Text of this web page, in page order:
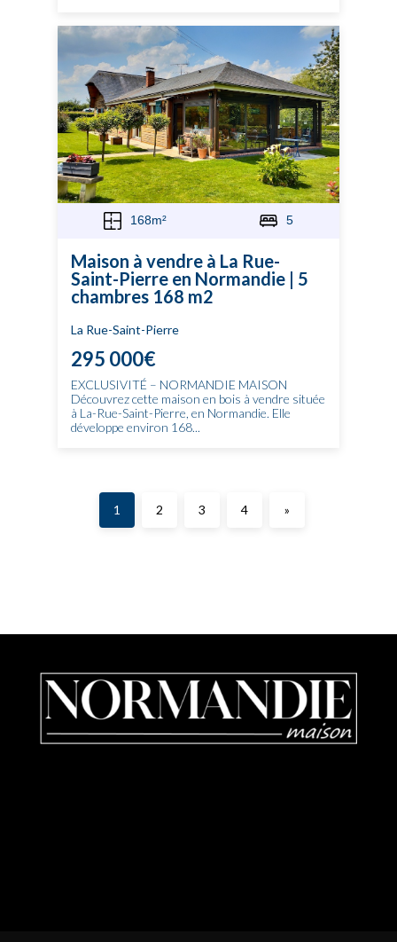
168m² 5
Maison à vendre à La Rue-
Saint-Pierre en Normandie | 5
chambres 168 m2
La Rue-Saint-Pierre
295 000€
EXCLUSIVITÉ – NORMANDIE MAISON
Découvrez cette maison en bois à vendre située
à La-Rue-Saint-Pierre, en Normandie. Elle
développe environ 168...
1 2 3 4 »